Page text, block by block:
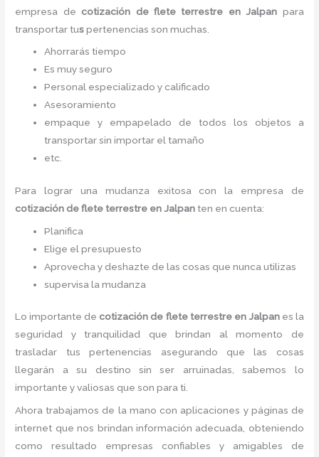
empresa de cotización de flete terrestre en Jalpan para
transportar tuspertenencias son muchas.
Ahorrarás tiempo
Es muy seguro
Personal especializado y calificado
Asesoramiento
empaque y empapelado de todos los objetos a
transportar sin importar el tamaño
etc.
Para lograr una mudanza exitosa con la empresa de
cotización de flete terrestre en Jalpan ten en cuenta:
Planifica
Elige el presupuesto
Aprovecha y deshazte de las cosas que nunca utilizas
supervisa la mudanza
Lo importante de cotización de flete terrestreen Jalpan es la
seguridad y tranquilidad que brindan al momento de
trasladar tus pertenencias asegurando que las cosas
llegarán a su destino sin ser arruinadas, sabemos lo
importante y valiosas que son para ti.
Ahora trabajamos de la mano con aplicaciones y páginas de
internet que nos brindan información adecuada, obteniendo
como resultado empresas confiables y amigables de